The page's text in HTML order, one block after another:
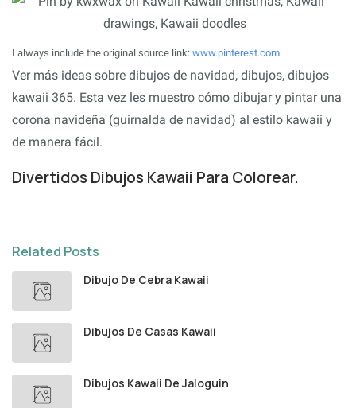
I always include the original source link: www.pinterest.com
Ver más ideas sobre dibujos de navidad, dibujos, dibujos
kawaii 365. Esta vez les muestro cómo dibujar y pintar una
corona navideña (guirnalda de navidad) al estilo kawaii y
de manera fácil.
Divertidos Dibujos Kawaii Para Colorear.
Related Posts
Dibujo De Cebra Kawaii
Dibujos De Casas Kawaii
Dibujos Kawaii De Jaloguin